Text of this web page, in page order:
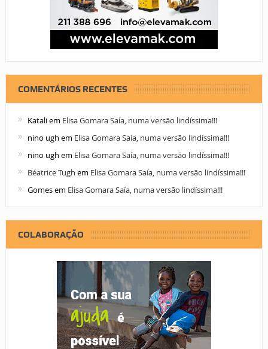
COMENTÁRIOS RECENTES
Kataliem Elisa Gomara Saía, numa versão lindíssima!!!
nino ugh em Elisa Gomara Saía, numa versão lindíssima!!!
nino ugh em Elisa Gomara Saía, numa versão lindíssima!!!
Béatrice Tugh em Elisa Gomara Saía, numa versão lindíssima!!!
Gomesem Elisa Gomara Saía, numa versão lindíssima!!!
COLABORAÇÃO